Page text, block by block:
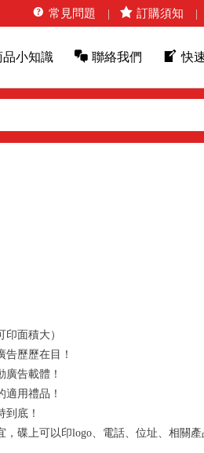
常見問題 訂購須知
品小知識 聯絡我們 快
面積大）
歷歷在目！
告載體！
用禮品！
底！
碟上可以印logo、電話、位址、相關產